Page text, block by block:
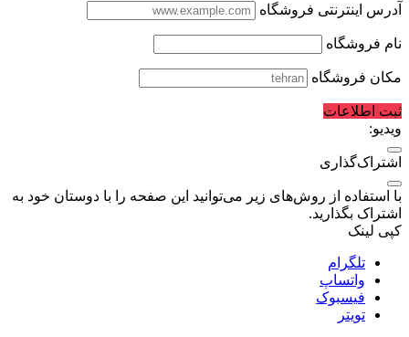
آدرس اینترنتی فروشگاه
نام فروشگاه
مکان فروشگاه
ثبت اطلاعات
ویدیو:
اشتراک‌گذاری
با استفاده از روش‌های زیر می‌توانید این صفحه را با دوستان خود به
اشتراک بگذارید.
کپی لینک
تلگرام
واتساپ
فیسبوک
تویتر